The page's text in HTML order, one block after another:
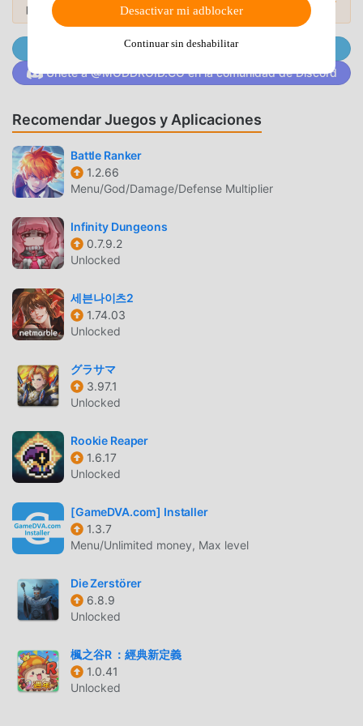
deeper.Whether you love:- Interactive romance games-
Horror mystery stories- Visual novel storytelling- Drama &
relationship games- Contract marriage, forbidden love,
second chance romance- Fantasy, supernatural & dark
romance storiesMidnight Stories delivers intense
EverythingDifferent choices open hidden scenes, secret
feel the same.📺 Regular UpdatesNew interactive stories
are added frequently.More romance. More suspense. More
midnight secrets.📲 Download Midnight Stories nowYour
choices start the story.Your decisions decide the
ending.PRIVACY POLICY & TERMS OF SERVICE- Please
read our privacy policy at https://ilark.games/privacy-
service https://ilark.games/terms-of-use/If you have any
suggestions, please feel free to contact us:
support@ilark.games
MIDNIGHT STORIES: CHOICE GAMES
INTRODUCCIÓN
muy popular recientemente, ganó muchos fanáticos en
todo el mundo que aman los juegos de rpg . Si desea
descargar este juego, como el sitio de descarga de juegos
gratuitos mod apk más grande del mundo, moddroid es su
mejor opción. moddroid no solo te brinda la última versión
deMidnight Stories: Choice Games2.1.0gratis, sino que
mod gratis, ayudándote a ahorrar la tarea mecánica
repetitiva en el juego, así que puedes concentrarte en
disfrutar la alegría que trae el juego en sí. moddroid
Games no cobrará a los jugadores ninguna tarifa, y es
100% seguro, disponible y de instalación gratuita.
Simplemente descargue el cliente moddroid, puede
populares
de 2026.
Únete a @MODDROID.CO en el Canal de Telegram
Únete a @MODDROID.CO en la comunidad de Discord
Recomendar Juegos y Aplicaciones
Battle Ranker
1.2.66
Menu/God/Damage/Defense Multiplier
Infinity Dungeons
0.7.9.2
Unlocked
세븐나이츠2
1.74.03
Unlocked
グラサマ
3.97.1
Unlocked
Rookie Reaper
1.6.17
Unlocked
[GameDVA.com] Installer
1.3.7
Menu/Unlimited money, Max level
Die Zerstörer
6.8.9
Unlocked
楓之谷R ：經典新定義
1.0.41
Unlocked
Desactivar mi adblocker
Continuar sin deshabilitar